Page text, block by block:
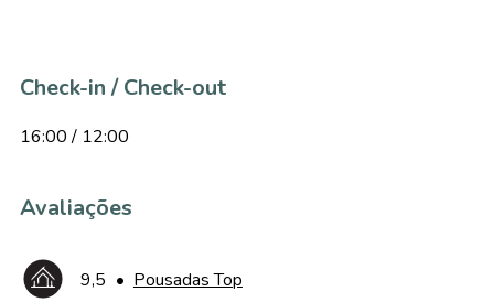
Check-in / Check-out
16:00 / 12:00
Avaliações
9,5 • Pousadas Top